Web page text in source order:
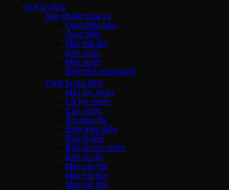
GIA DỤNG
Sản phẩm mùa vụ
Quạt điều hòa
Quạt điện
Máy hút ẩm
Đèn sưởi
Máy sưởi
Bình tắm nóng lạnh
Thiết bị gia đình
Máy lọc nước
Lõi lọc nước
Cây nước
Ấm siêu tốc
Bình thủy điện
Bàn là khô
Bàn là hơi nước
Bàn là cây
Máy sấy tóc
Máy hút bụi
Máy tạo ẩm